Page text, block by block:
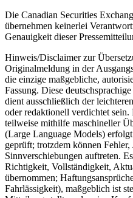
Die Canadian Securities
übernehmen keinerlei
Genauigkeit dieser
Hinweis/Disclaimer zur
Originalmeldung in der
die einzige maßgebliche,
Fassung. Diese
dient ausschließlich der
oder redaktionell verdichtet
teilweise mithilfe maschineller
(Large Language Models)
geprüft; trotzdem können Fehler,
Sinnverschiebungen auftreten.
Richtigkeit, Vollständigkeit,
übernommen;
Fahrlässigkeit), maßgeblich ist